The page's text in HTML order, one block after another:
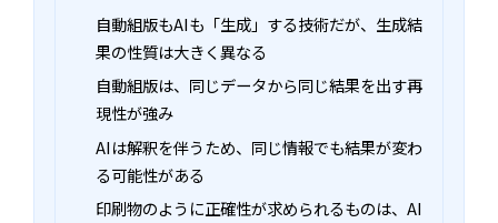
自動組版もAIも「生成」する技術だが、生成結
果の性質は大きく異なる
自動組版は、同じデータから同じ結果を出す再
現性が強み
AIは解釈を伴うため、同じ情報でも結果が変わ
る可能性がある
印刷物のように正確性が求められるものは、AI